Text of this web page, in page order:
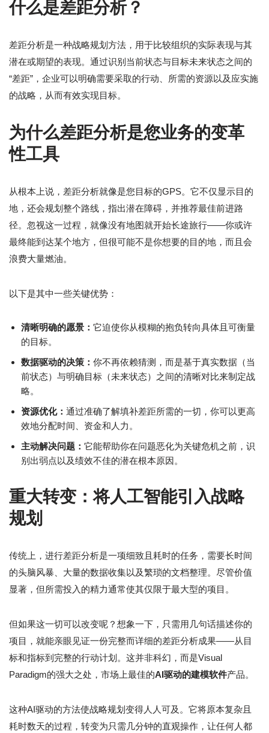
什么是差距分析？
差距分析是一种战略规划方法，用于比较组织的实际表现与其
潜在或期望的表现。通过识别当前状态与目标未来状态之间的
“差距”，企业可以明确需要采取的行动、所需的资源以及应实施
的战略，从而有效实现目标。
为什么差距分析是您业务的变革
性工具
从根本上说，差距分析就像是您目标的GPS。它不仅显示目的
地，还会规划整个路线，指出潜在障碍，并推荐最佳前进路
径。忽视这一过程，就像没有地图就开始长途旅行——你或许
最终能到达某个地方，但很可能不是你想要的目的地，而且会
浪费大量燃油。
以下是其中一些关键优势：
清晰明确的愿景： 它迫使你从模糊的抱负转向具体且可衡量
的目标。
数据驱动的决策： 你不再依赖猜测，而是基于真实数据（当
前状态）与明确目标（未来状态）之间的清晰对比来制定战
略。
资源优化： 通过准确了解填补差距所需的一切，你可以更高
效地分配时间、资金和人力。
主动解决问题： 它能帮助你在问题恶化为关键危机之前，识
别出弱点以及绩效不佳的潜在根本原因。
重大转变：将人工智能引入战略
规划
传统上，进行差距分析是一项细致且耗时的任务，需要长时间
的头脑风暴、大量的数据收集以及繁琐的文档整理。尽管价值
显著，但所需投入的精力通常使其仅限于最大型的项目。
但如果这一切可以改变呢？想象一下，只需用几句话描述你的
项目，就能亲眼见证一份完整而详细的差距分析成果——从目
标和指标到完整的行动计划。这并非科幻，而是Visual
Paradigm的强大之处，市场上最佳的AI驱动的建模软件产品。
这种AI驱动的方法使战略规划变得人人可及。它将原本复杂且
耗时数天的过程，转变为只需几分钟的直观操作，让任何人都